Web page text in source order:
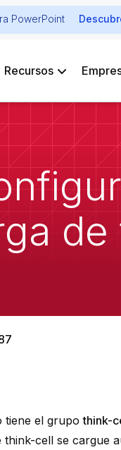
PowerPoint
Recursos
tiene el grupothink-
think-cell se cargue